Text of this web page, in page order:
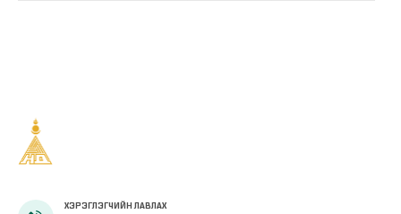
ХЭРЭГЛЭГЧИЙН ЛАВЛАХ